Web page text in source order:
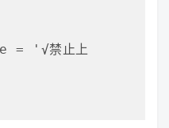
= '
√禁止上